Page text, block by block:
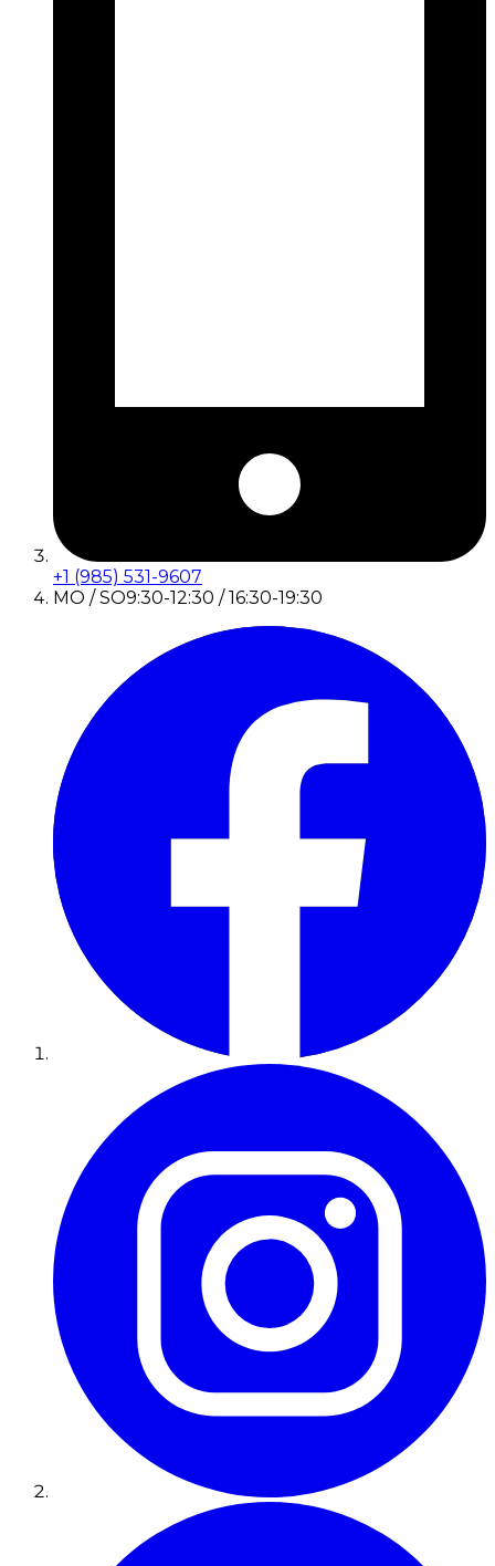
+1 (985) 531-9607
MO / SO9:30-12:30 / 16:30-19:30